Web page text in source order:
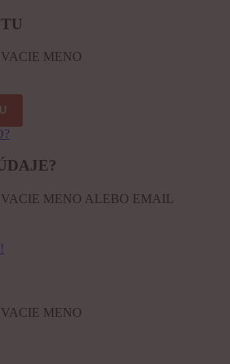
MENO
MENO ALEBO EMAIL
MENO